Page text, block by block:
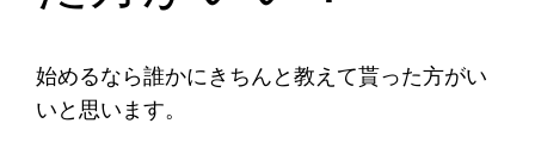
始めるなら誰かにきちんと教えて貰った方がい
いと思います。